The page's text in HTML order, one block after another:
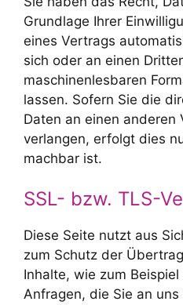
Grundlage Ihrer
eines Vertrags
sich oder an einen
maschinenlesbaren
lassen. Sofern Sie die
Daten an einen anderen
verlangen, erfolgt dies
machbar ist.
SSL- bzw. TLS-
Diese Seite nutzt aus
zum Schutz der
Inhalte, wie zum
Anfragen, die Sie an